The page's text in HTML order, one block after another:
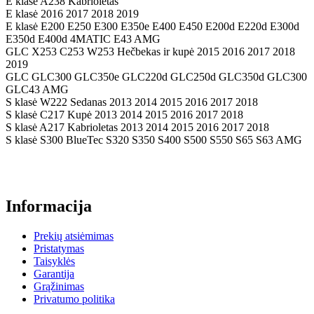
E klasė 2016 2017 2018 2019
E klasė E200 E250 E300 E350e E400 E450 E200d E220d E300d
E350d E400d 4MATIC E43 AMG
GLC X253 C253 W253 Hečbekas ir kupė 2015 2016 2017 2018
2019
GLC GLC300 GLC350e GLC220d GLC250d GLC350d GLC300
GLC43 AMG
S klasė W222 Sedanas 2013 2014 2015 2016 2017 2018
S klasė C217 Kupė 2013 2014 2015 2016 2017 2018
S klasė A217 Kabrioletas 2013 2014 2015 2016 2017 2018
S klasė S300 BlueTec S320 S350 S400 S500 S550 S65 S63 AMG
Informacija
Prekių atsiėmimas
Pristatymas
Taisyklės
Garantija
Grąžinimas
Privatumo politika